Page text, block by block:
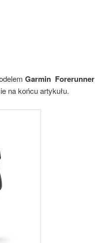
Garmin Forerunner
na końcu artykułu.